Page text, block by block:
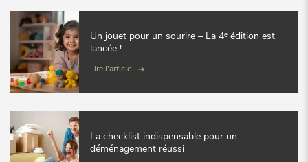
Un jouet pour un sourire – La 4ᵉ édition est
lancée !
Lire l'article
La checklist indispensable pour un
déménagement réussi